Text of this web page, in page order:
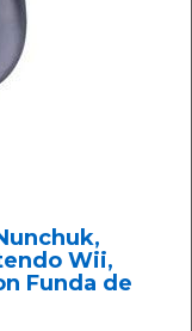
Wii,
Funda de